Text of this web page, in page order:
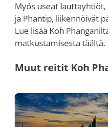
Myös useat
ja Phantip, liikennöivät
Lue lisää Koh
matkustamisesta täältä.
Muut reitit Koh